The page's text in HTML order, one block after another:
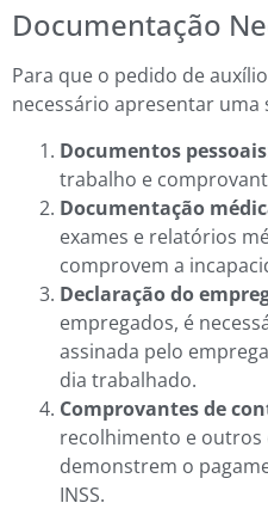
Documentação
Para que o pedido de
necessário apresentar uma
Documentos pessoais
trabalho e
Documentação
exames e relatórios
comprovem a
Declaração do
empregados, é
assinada pelo
dia trabalhado.
Comprovantes de
recolhimento e
demonstrem o
INSS.